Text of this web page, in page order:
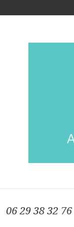
06 29 38 32 76